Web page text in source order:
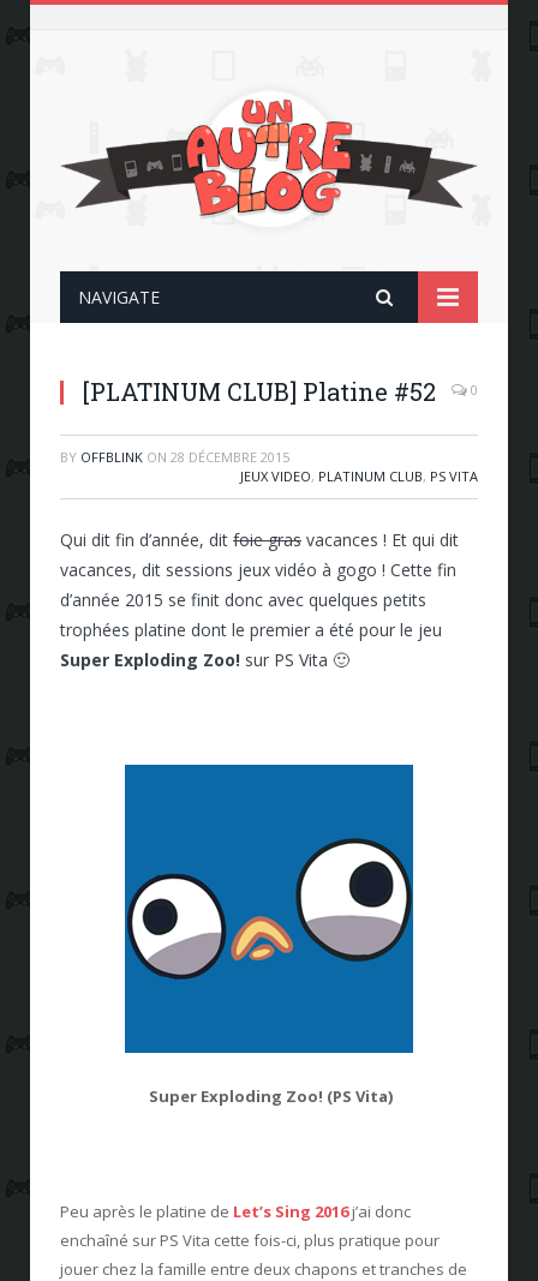
NAVIGATE
[PLATINUM CLUB] Platine #52 0
BY OFFBLINK ON 28 DÉCEMBRE 2015
JEUX VIDEO, PLATINUM CLUB, PS VITA
Qui dit fin d’année, dit foie gras vacances ! Et qui dit
vacances, dit sessions jeux vidéo à gogo ! Cette fin
d’année 2015 se finit donc avec quelques petits
trophées platine dont le premier a été pour le jeu
Super Exploding Zoo! sur PS Vita 🙂
Super Exploding Zoo! (PS Vita)
Peu après le platine de Let’s Sing 2016j’ai donc
enchaîné sur PS Vita cette fois-ci, plus pratique pour
jouer chez la famille entre deux chapons et tranches de